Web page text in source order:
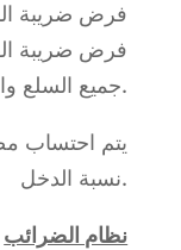
جميع السلع والخدمات.
يتم احتساب
نسبة الدخل.
نظام الضرائب